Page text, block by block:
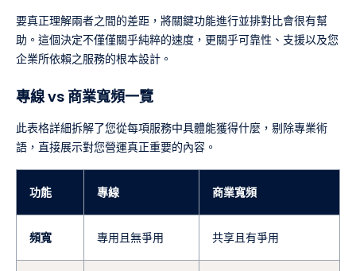
要真正理解兩者之間的差距，將關鍵功能進行並排對比會很有幫
助。這個決定不僅僅關乎純粹的速度，更關乎可靠性、支援以及您
企業所依賴之服務的根本設計。
專線 vs 商業寬頻一覽
此表格詳細拆解了您從每項服務中具體能獲得什麼，剔除專業術
語，直接展示對您營運真正重要的內容。
功能 專線 商業寬頻
頻寬 專用且無爭用 共享且有爭用